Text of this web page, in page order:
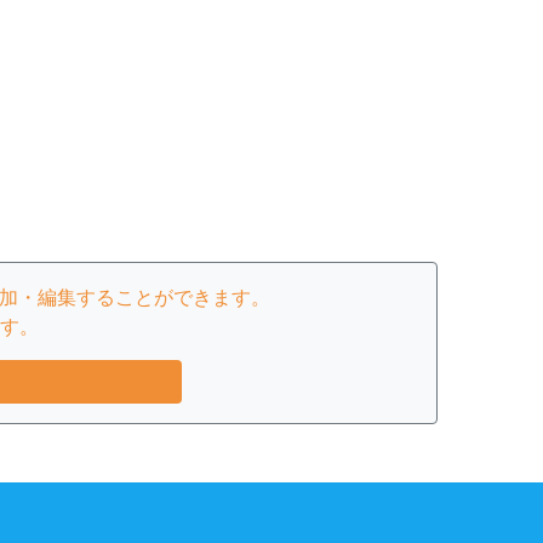
・編集することができます。
。